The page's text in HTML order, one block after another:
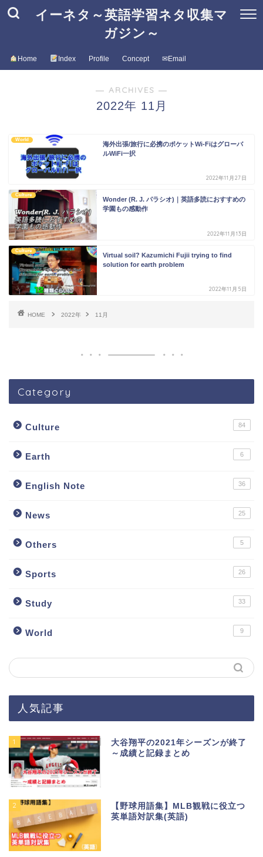
イーネタ～英語学習ネタ収集マ
ガジン～
Home Index Profile Concept ✉Email
― ARCHIVES ―
2022年 11月
World
海外出張/旅行に必携のポケットWi-Fiはグローバ
ルWiFi一択
2022年11月27日
Culture
Wonder (R. J. パラシオ)｜英語多読におすすめの
学園もの感動作
2022年11月13日
Culture
Virtual soil? Kazumichi Fujii trying to find
solution for earth problem
2022年11月5日
HOME 2022年 11月
Category
Culture 84
Earth 6
English Note 36
News 25
Others 5
Sports 26
Study 33
World 9
人気記事
1
大谷翔平の2021年シーズンが終了
～成績と記録まとめ
2
【野球用語集】MLB観戦に役立つ
英単語対訳集(英語)